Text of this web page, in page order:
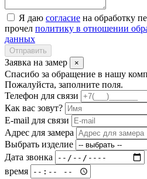
Я даю согласие на обработку
прочел политику в отношении
данных
Отправить
Заявка на замер ×
Спасибо за обращение в нашу
Пожалуйста, заполните поля.
Телефон для связи
Как вас зовут?
E-mail для связи
Адрес для замера
Выбрать изделие
Дата звонка
время